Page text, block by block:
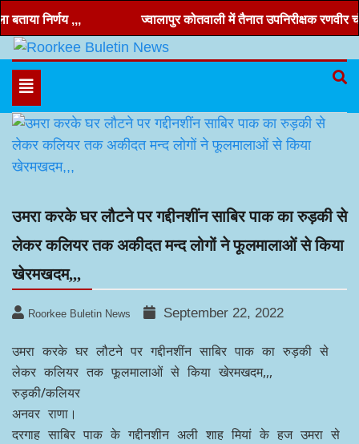
to
content
निर्णय ,,, ज्वालापुर कोतवाली में तैनात उपनिरीक्षक रणवीर
Roorkee Buletin News
Hindi news, roorkee news, Uttarakhand news
Toggle
navigation
उमरा करके घर लौटने पर गद्दीनशींन साबिर पाक का रुड़की से
लेकर कलियर तक अकीदत मन्द लोगों ने फूलमालाओं से किया
खेरमखदम,,,
Roorkee Buletin News September 22, 2022
उमरा करके घर लौटने पर गद्दीनशींन साबिर पाक का रुड़की से
लेकर कलियर तक फूलमालाओं से किया खेरमखदम,,,
रुड़की/कलियर
अनवर राणा।
दरगाह साबिर पाक के गद्दीनशीन अली शाह मियां के हज उमरा से